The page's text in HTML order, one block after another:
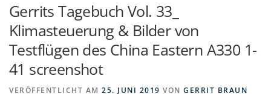
Gerrits Tagebuch Vol. 33_
Klimasteuerung & Bilder von
Testflügen des China Eastern A330 1-
41 screenshot
VERÖFFENTLICHT AM 25. JUNI 2019 VON GERRIT BRAUN